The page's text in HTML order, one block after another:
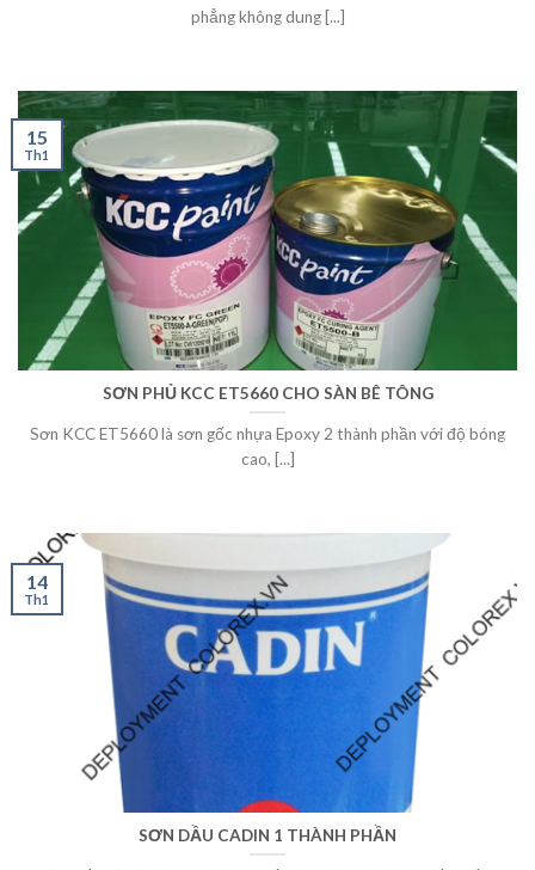
phẳng không dung [...]
SƠN PHỦ KCC ET5660 CHO SÀN BÊ TÔNG
Sơn KCC ET5660 là sơn gốc nhựa Epoxy 2 thành phần với độ bóng
cao, [...]
15
Th1
SƠN DẦU CADIN 1 THÀNH PHẦN
14
Th1